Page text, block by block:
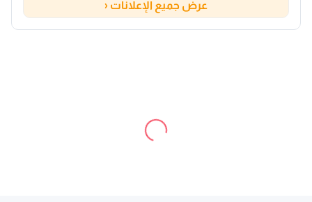
عرض جميع الإعلانات ‹
L
.